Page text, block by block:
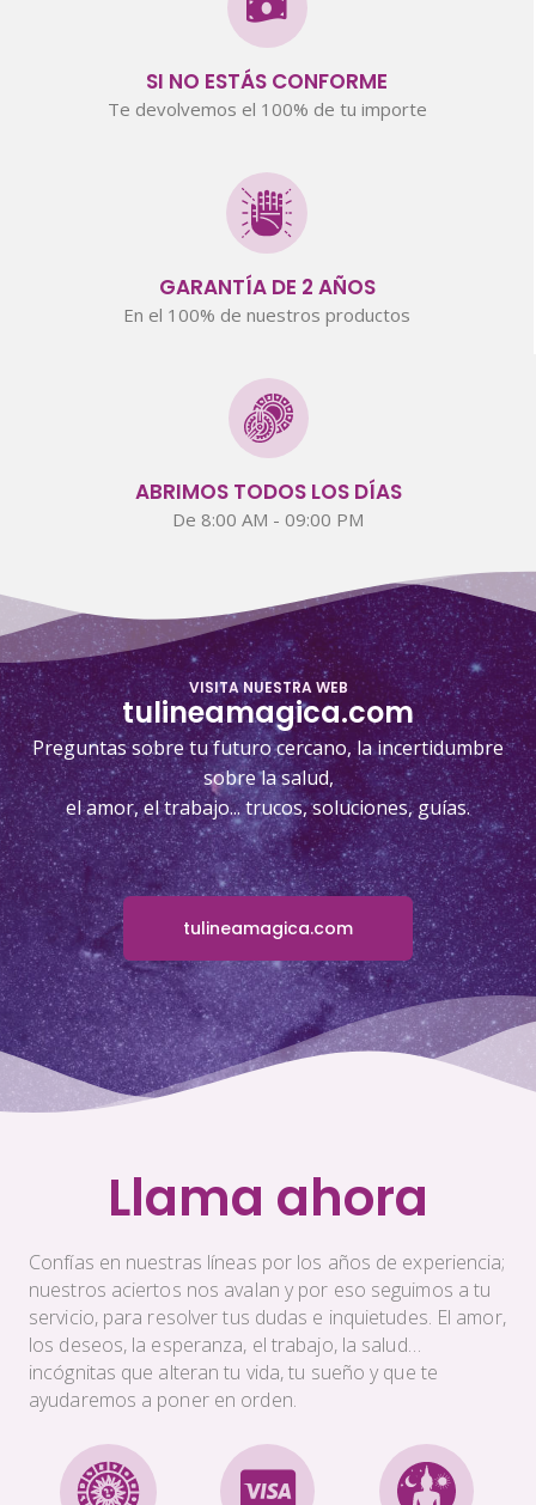
SI NO ESTÁS CONFORME
Te devolvemos el 100% de tu importe
GARANTÍA DE 2 AÑOS
En el 100% de nuestros productos
ABRIMOS TODOS LOS DÍAS
De 8:00 AM - 09:00 PM
VISITA NUESTRA WEB
tulineamagica.com
Preguntas sobre tu futuro cercano, la incertidumbre
sobre la salud,
el amor, el trabajo... trucos, soluciones, guías.
tulineamagica.com
Llama ahora
Confías en nuestras líneas por los años de experiencia;
nuestros aciertos nos avalan y por eso seguimos a tu
servicio, para resolver tus dudas e inquietudes. El amor,
los deseos, la esperanza, el trabajo, la salud…
incógnitas que alteran tu vida, tu sueño y que te
ayudaremos a poner en orden.